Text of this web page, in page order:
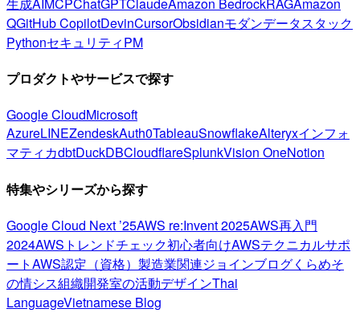
QGitHub CopilotDevinCursorObsidianモダンデータスタック
PythonセキュリティPM
プロダクトやサービスで探す
Google CloudMicrosoft
AzureLINEZendeskAuth0TableauSnowflakeAlteryxインフォ
マティカdbtDuckDBCloudflareSplunkVision OneNotion
特集やシリーズから探す
Google Cloud Next ’25AWS re:Invent 2025AWS再入門
2024AWSトレンドチェック初心者向けAWSテクニカルサポ
ートAWS認定（資格） 製造業関連ジョインブログくらめそ
の情シス組織開発室の活動デザインThai
LanguageVietnamese Blog